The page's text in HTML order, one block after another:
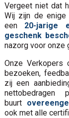
Vergeet niet dat
Wij zijn de
een 20-jarige
geschenk
nazorg voor onze
Onze Verkopers
bezoeken,
zij een
buurt
ook met alle